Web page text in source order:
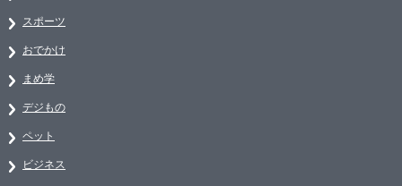
スポーツ
おでかけ
まめ学
デジもの
ペット
ビジネス